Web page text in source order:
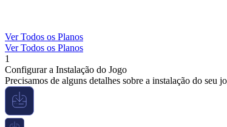
Ver Todos os Planos
Ver Todos os Planos
1
Configurar a Instalação do Jogo
Precisamos de alguns detalhes sobre a instalação do seu